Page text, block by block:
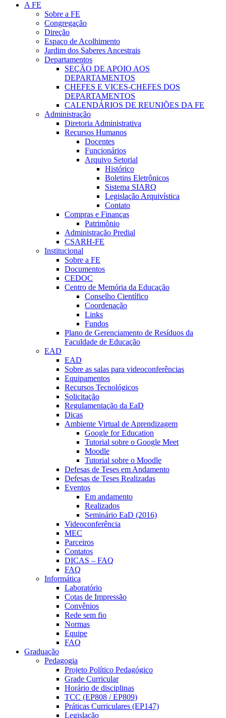
A FE
Sobre a FE
Congregação
Direção
Espaço de Acolhimento
Jardim dos Saberes Ancestrais
Departamentos
SEÇÃO DE APOIO AOS
DEPARTAMENTOS
CHEFES E VICES-CHEFES DOS
DEPARTAMENTOS
CALENDÁRIOS DE REUNIÕES DA FE
Administração
Diretoria Administrativa
Recursos Humanos
Docentes
Funcionários
Arquivo Setorial
Histórico
Boletins Eletrônicos
Sistema SIARQ
Legislação Arquivística
Contato
Compras e Finanças
Patrimônio
Administração Predial
CSARH-FE
Institucional
Sobre a FE
Documentos
CEDOC
Centro de Memória da Educação
Conselho Científico
Coordenação
Links
Fundos
Plano de Gerenciamento de Resíduos da
Faculdade de Educação
EAD
EAD
Sobre as salas para videoconferências
Equipamentos
Recursos Tecnológicos
Solicitação
Regulamentação da EaD
Dicas
Ambiente Virtual de Aprendizagem
Google for Education
Tutorial sobre o Google Meet
Moodle
Tutorial sobre o Moodle
Defesas de Teses em Andamento
Defesas de Teses Realizadas
Eventos
Em andamento
Realizados
Seminário EaD (2016)
Videoconferência
MEC
Parceiros
Contatos
DICAS – FAQ
FAQ
Informática
Laboratório
Cotas de Impressão
Convênios
Rede sem fio
Normas
Equipe
FAQ
Graduação
Pedagogia
Projeto Político Pedagógico
Grade Curricular
Horário de disciplinas
TCC (EP808 / EP809)
Práticas Curriculares (EP147)
Legislação